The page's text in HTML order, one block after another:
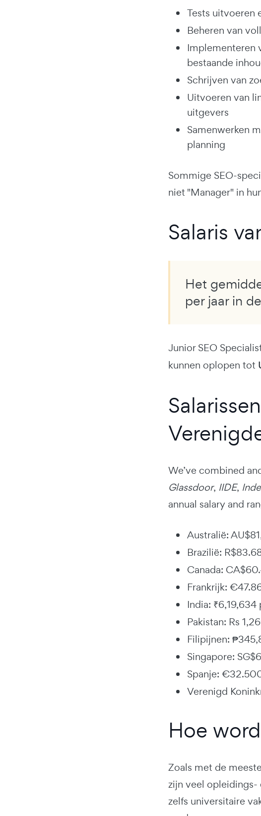
Tests uitvoeren
Beheren van
Implementeren
bestaande
Schrijven van
Uitvoeren van
uitgevers
Samenwerken
planning
Sommige SEO-
niet "Manager" in
Salaris
Het
per jaar in
Junior SEO
kunnen oplopen tot
We’ve combined
Glassdoor, IIDE,
annual salary and
Australië:
Brazilië:
Canada:
Frankrijk:
India:
Pakistan: Rs
Filipijnen:
Singapore:
Spanje:
Verenigd
Hoe
Zoals met de
zijn veel opleidings-
zelfs universitaire